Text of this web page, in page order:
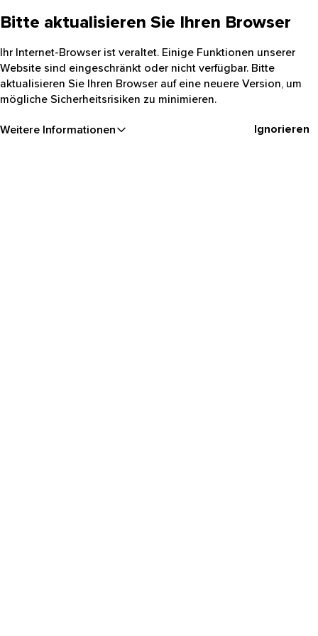
Bitte aktualisieren Sie Ihren Browser
Ihr Internet-Browser ist veraltet. Einige Funktionen unserer
Website sind eingeschränkt oder nicht verfügbar. Bitte
aktualisieren Sie Ihren Browser auf eine neuere Version, um
mögliche Sicherheitsrisiken zu minimieren.
Weitere Informationen Ignorieren